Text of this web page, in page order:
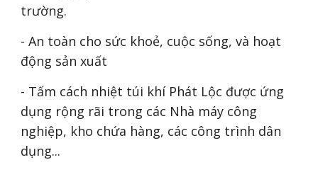
trường.
- An toàn cho sức khoẻ, cuộc sống, và hoạt
động sản xuất
- Tấm cách nhiệt túi khí Phát Lộc được ứng
dụng rộng rãi trong các Nhà máy công
nghiệp, kho chứa hàng, các công trình dân
dụng...